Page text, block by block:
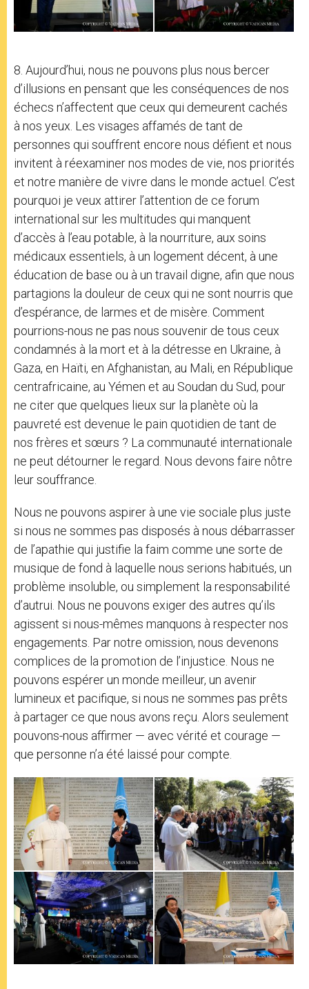
8. Aujourd’hui, nous ne pouvons plus nous bercer
d’illusions en pensant que les conséquences de nos
échecs n’affectent que ceux qui demeurent cachés
à nos yeux. Les visages affamés de tant de
personnes qui souffrent encore nous défient et nous
invitent à réexaminer nos modes de vie, nos priorités
et notre manière de vivre dans le monde actuel. C’est
pourquoi je veux attirer l’attention de ce forum
international sur les multitudes qui manquent
d’accès à l’eau potable, à la nourriture, aux soins
médicaux essentiels, à un logement décent, à une
éducation de base ou à un travail digne, afin que nous
partagions la douleur de ceux qui ne sont nourris que
d’espérance, de larmes et de misère. Comment
pourrions-nous ne pas nous souvenir de tous ceux
condamnés à la mort et à la détresse en Ukraine, à
Gaza, en Haïti, en Afghanistan, au Mali, en République
centrafricaine, au Yémen et au Soudan du Sud, pour
ne citer que quelques lieux sur la planète où la
pauvreté est devenue le pain quotidien de tant de
nos frères et sœurs ? La communauté internationale
ne peut détourner le regard. Nous devons faire nôtre
leur souffrance.
Nous ne pouvons aspirer à une vie sociale plus juste
si nous ne sommes pas disposés à nous débarrasser
de l’apathie qui justifie la faim comme une sorte de
musique de fond à laquelle nous serions habitués, un
problème insoluble, ou simplement la responsabilité
d’autrui. Nous ne pouvons exiger des autres qu’ils
agissent si nous-mêmes manquons à respecter nos
engagements. Par notre omission, nous devenons
complices de la promotion de l’injustice. Nous ne
pouvons espérer un monde meilleur, un avenir
lumineux et pacifique, si nous ne sommes pas prêts
à partager ce que nous avons reçu. Alors seulement
pouvons-nous affirmer — avec vérité et courage —
que personne n’a été laissé pour compte.